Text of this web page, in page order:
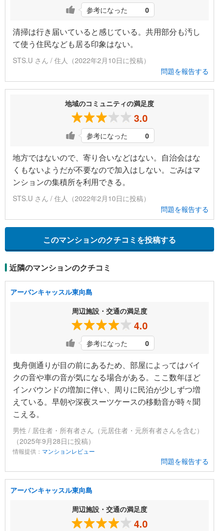
参考になった 0
清掃は行き届いていると感じている。共用部分も汚し
て使う住民なども居る印象はない。
STS.U さん / 住人（2022年2月10日に投稿）
問題を報告する
地域のコミュニティの満足度
3.0
参考になった 0
地方ではないので、寄り合いなどはない。自治会はな
くもないようだが不要なので加入はしない。ごみはマ
ンションの集積所を利用できる。
STS.U さん / 住人（2022年2月10日に投稿）
問題を報告する
このマンションのクチコミを投稿する
近隣のマンションのクチコミ
アーバンキャッスル東向島
周辺施設・交通の満足度
4.0
参考になった 0
曳舟側通りが目の前にあるため、部屋によってはバイ
クの音や車の音が気になる場合がある。ここ数年ほど
インバウンドの増加に伴い、周りに民泊が少しずつ増
えている。早朝や深夜スーツケースの移動音が時々聞
こえる。
男性 / 居住者・所有者さん（元居住者・元所有者さんを含む）
（2025年9月28日に投稿）
情報提供： マンションレビュー
問題を報告する
アーバンキャッスル東向島
周辺施設・交通の満足度
4.0